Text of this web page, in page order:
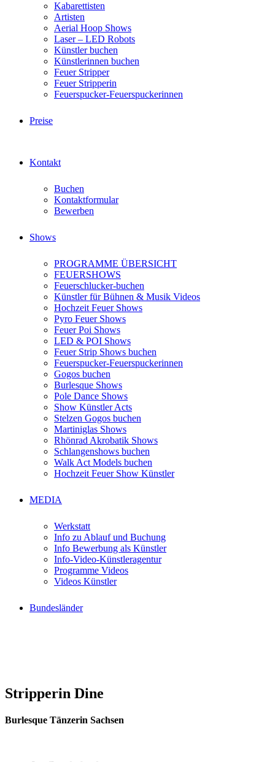
Kabarettisten
Artisten
Aerial Hoop Shows
Laser – LED Robots
Künstler buchen
Künstlerinnen buchen
Feuer Stripper
Feuer Stripperin
Feuerspucker-Feuerspuckerinnen
Preise
Kontakt
Buchen
Kontaktformular
Bewerben
Shows
PROGRAMME ÜBERSICHT
FEUERSHOWS
Feuerschlucker-buchen
Künstler für Bühnen & Musik Videos
Hochzeit Feuer Shows
Pyro Feuer Shows
Feuer Poi Shows
LED & POI Shows
Feuer Strip Shows buchen
Feuerspucker-Feuerspuckerinnen
Gogos buchen
Burlesque Shows
Pole Dance Shows
Show Künstler Acts
Stelzen Gogos buchen
Martiniglas Shows
Rhönrad Akrobatik Shows
Schlangenshows buchen
Walk Act Models buchen
Hochzeit Feuer Show Künstler
MEDIA
Werkstatt
Info zu Ablauf und Buchung
Info Bewerbung als Künstler
Info-Video-Künstleragentur
Programme Videos
Videos Künstler
Bundesländer
Stripperin Dine
Burlesque Tänzerin Sachsen